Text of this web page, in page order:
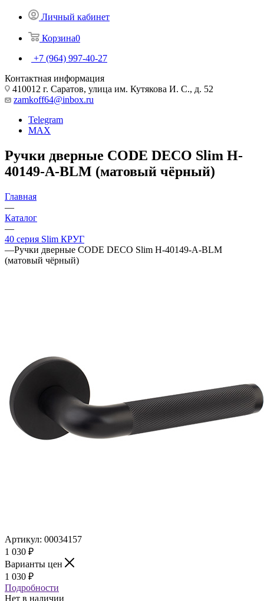
Личный кабинет
Корзина0
+7 (964) 997-40-27
Контактная информация
410012 г. Саратов, улица им. Кутякова И. С., д. 52
zamkoff64@inbox.ru
Telegram
MAX
Ручки дверные CODE DECO Slim H-
40149-A-BLM (матовый чёрный)
Главная
—
Каталог
—
40 серия Slim КРУГ
—Ручки дверные CODE DECO Slim H-40149-A-BLM
(матовый чёрный)
Артикул: 00034157
1 030 ₽
Варианты цен
1 030 ₽
Подробности
Нет в наличии